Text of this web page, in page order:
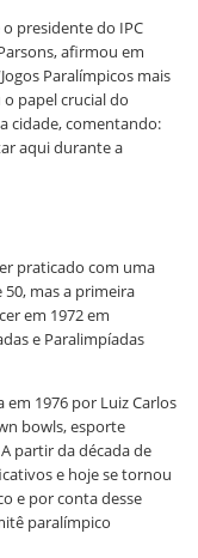
presidente do IPC
afirmou em
Paralímpicos mais
papel crucial do
cidade, comentando:
aqui durante a
praticado com uma
mas a primeira
em 1972 em
e Paralimpíadas
1976 por Luiz Carlos
bowls, esporte
partir da década de
e hoje se tornou
e por conta desse
paralímpico